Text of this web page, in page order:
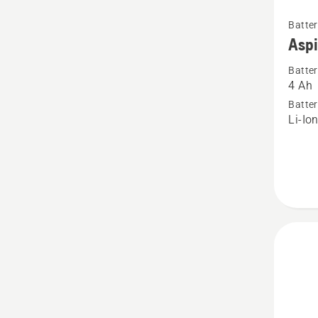
mer
om
18-
4 Ah
Li-Ion